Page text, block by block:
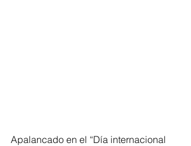
Apalancado en el “Día internacional